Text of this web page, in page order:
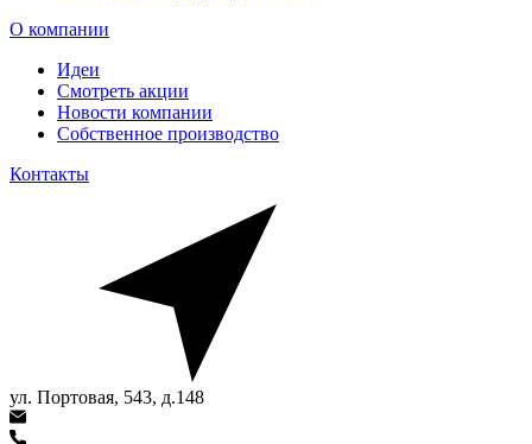
О компании
Идеи
Смотреть акции
Новости компании
Собственное производство
Контакты
ул. Портовая, 543, д.148